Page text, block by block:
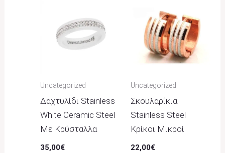
Uncategorized
Δαχτυλίδι Stainless
White Ceramic Steel
Με Κρύσταλλα
35,00€
Uncategorized
Σκουλαρίκια
Stainless Steel
Κρίκοι Μικροί
22,00€